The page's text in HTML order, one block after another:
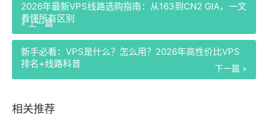
2026年最新VPS线路选购指南：从163到CN2 GIA，一文
看懂所有区别
« 上一篇
新手必看：VPS是什么？怎么用？2026年高性价比VPS
排名+线路科普
下一篇 »
相关推荐